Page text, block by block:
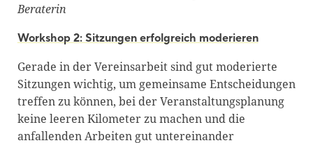
Beraterin
Workshop 2: Sitzungen erfolgreich moderieren
Gerade in der Vereinsarbeit sind gut moderierte
Sitzungen wichtig, um gemeinsame Entscheidungen
treffen zu können, bei der Veranstaltungsplanung
keine leeren Kilometer zu machen und die
anfallenden Arbeiten gut untereinander